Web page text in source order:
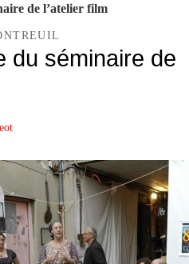
de l’atelier film
du séminaire de